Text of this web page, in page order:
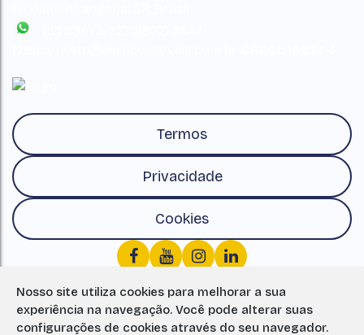
Nosso site utiliza cookies para melhorar a sua
experiência na navegação. Você pode alterar suas
configurações de cookies através do seu navegador.
Termos
Privacidade
Cookies